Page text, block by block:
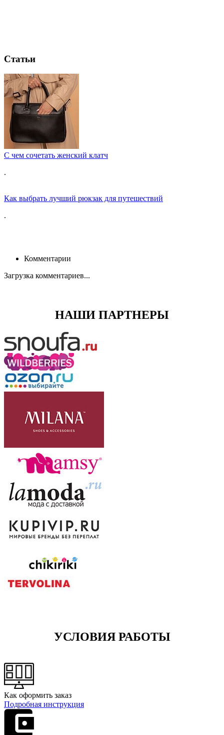
Статьи
С чем сочетать женский клатч
.
Как выбрать лучший рюкзак для путешествий
.
Комментарии
Загрузка комментариев...
НАШИ ПАРТНЕРЫ
УСЛОВИЯ РАБОТЫ
Как оформить заказ
Подробная инструкция